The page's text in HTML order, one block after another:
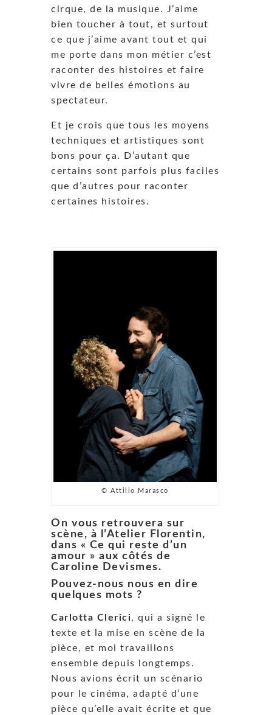
cirque, de la musique. J’aime
bien toucher à tout, et surtout
ce que j’aime avant tout et qui
me porte dans mon métier c’est
raconter des histoires et faire
vivre de belles émotions au
spectateur.
Et je crois que tous les moyens
techniques et artistiques sont
bons pour ça. D’autant que
certains sont parfois plus faciles
que d’autres pour raconter
certaines histoires.
© Attilio Marasco
On vous retrouvera sur
scène, à l’Atelier Florentin,
dans « Ce qui reste d’un
amour » aux côtés de
Caroline Devismes.
Pouvez-nous nous en dire
quelques mots ?
Carlotta Clerici, qui a signé le
texte et la mise en scène de la
pièce, et moi travaillons
ensemble depuis longtemps.
Nous avions écrit un scénario
pour le cinéma, adapté d’une
pièce qu’elle avait écrite et que